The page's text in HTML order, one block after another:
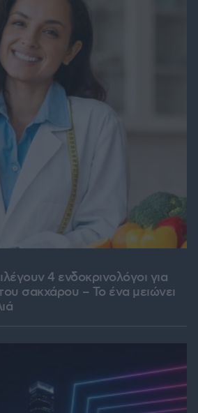
4 ενδοκρινολόγοι για
σακχάρου – Το ένα μειώνει